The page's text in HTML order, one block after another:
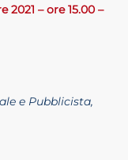
2021 – ore 15.00 –
e Pubblicista,